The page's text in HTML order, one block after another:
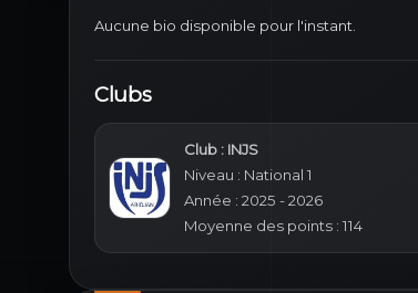
Aucune bio disponible pour l'instant.
Clubs
Club : INJS
Niveau : National 1
Année : 2025 - 2026
Moyenne des points : 114